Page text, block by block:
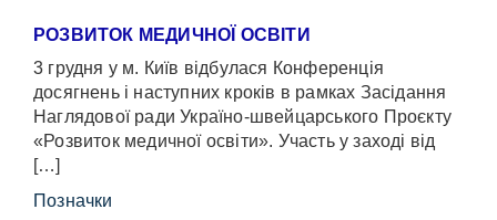
РОЗВИТОК МЕДИЧНОЇ ОСВІТИ
3 грудня у м. Київ відбулася Конференція
досягнень і наступних кроків в рамках Засідання
Наглядової ради Україно-швейцарського Проєкту
«Розвиток медичної освіти». Участь у заході від
[…]
Позначки